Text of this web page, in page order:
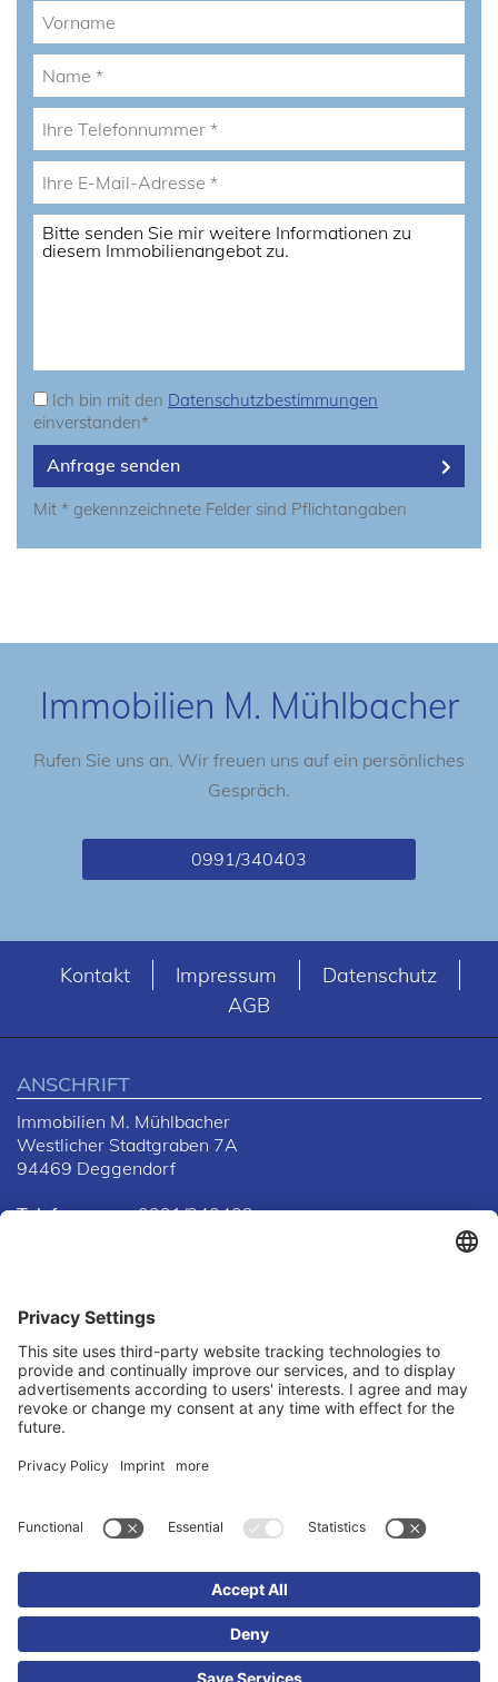
Ich bin mit den Datenschutzbestimmungen
einverstanden*
Anfrage senden
Mit * gekennzeichnete Felder sind Pflichtangaben
Immobilien M. Mühlbacher
Rufen Sie uns an. Wir freuen uns auf ein persönliches
Gespräch.
0991/340403
Kontakt Impressum
Datenschutz
AGB
ANSCHRIFT
Immobilien M. Mühlbacher
Westlicher Stadtgraben 7A
94469 Deggendorf
Telefon
0991/340403
LAGE & ROUTENPLANUNG
Routenplanung zu uns
Google Maps service!
map content that may collect data
details and accept the service to see
this map.
© 2026 Immobilien M. Mühlbacher